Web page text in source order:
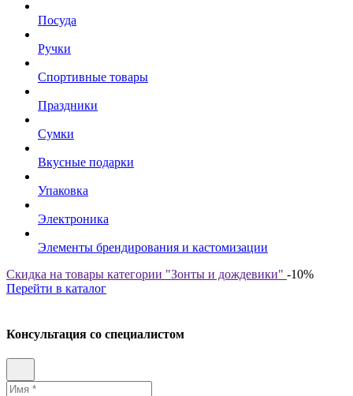
Посуда
Ручки
Спортивные товары
Праздники
Сумки
Вкусные подарки
Упаковка
Электроника
Элементы брендирования и кастомизации
Скидка на товары категории "Зонты и дождевики" -10%
Перейти в каталог
Консультация со специалистом